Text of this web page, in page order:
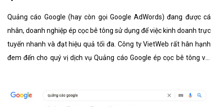
Quảng cáo Google (hay còn gọi Google AdWords) đang được cá
nhân, doanh nghiệp ép cọc bê tông sử dụng để việc kinh doanh trực
tuyến nhanh và đạt hiệu quả tối đa. Công ty VietWeb rất hân hạnh
đem đến cho quý vị dịch vụ Quảng cáo Google ép cọc bê tông với